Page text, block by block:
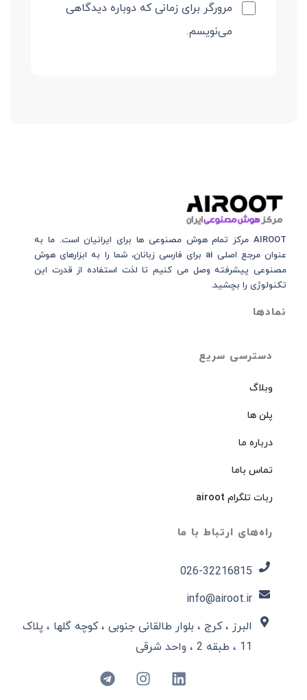
مرورگر برای زمانی که دوباره دیدگاهی
می‌نویسم.
دسترسی سریع
وبلاگ
پلن ها
درباره ما
تماس باما
ربات تلگرام airoot
راه‌های ارتباط با ما
026-32216815​
info@airoot.ir
البرز ، کرج ، بلوار طالقانی جنوبی ، کوچه گلها ، پلاک
11 ، طبقه 2 ، واحد شرقی
AIROOT مرکز تمام هوش مصنوعی‌‌‌ ها برای ایرانیان است. ما به
عنوان مرجع اصلی ai برای فارسی زبانان، شما را به ابزارهای هوش
مصنوعی پیشرفته وصل می کنیم تا لذت استفاده از قدرت این
تکنولوژی را بچشید.
نمادها